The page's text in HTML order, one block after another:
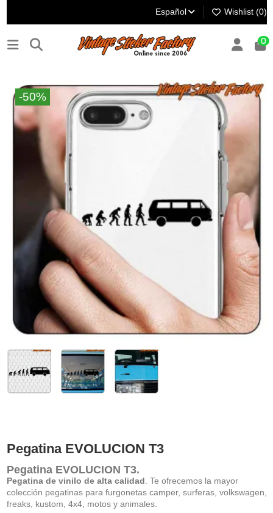
Español Wishlist (0)
0
-50%
Pegatina EVOLUCION T3
Pegatina EVOLUCION T3.
Pegatina de vinilo de alta calidad . Te ofrecemos la mayor
colección pegatinas para furgonetas camper, surferas, volkswagen,
freaks, kustom, 4x4, motos y animales.